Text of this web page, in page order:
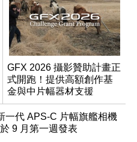
GFX 2026 攝影贊助計畫正
式開跑！提供高額創作基
金與中片幅器材支援
一代 APS-C 片幅旗艦相機
9 月第一週發表